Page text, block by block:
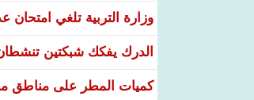
وزارة التربية تلغي امتحان
الدرك يفكك شبكتين
كميات المطر على مناطق